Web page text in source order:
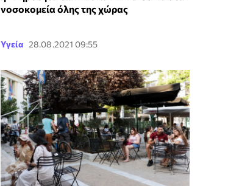
νοσοκομεία όλης της χώρας
Υγεία 28.08.2021 09:55